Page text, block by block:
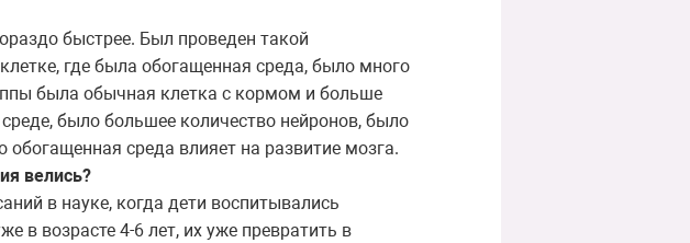
быстрее. Был проведен такой
где была обогащенная среда, было много
была обычная клетка с кормом и больше
было большее количество нейронов, было
среда влияет на развитие мозга.
велись?
в науке, когда дети воспитывались
в возрасте 4-6 лет, их уже превратить в